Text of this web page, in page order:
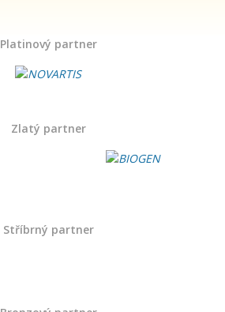
Platinový partner
Zlatý partner
Stříbrný partner